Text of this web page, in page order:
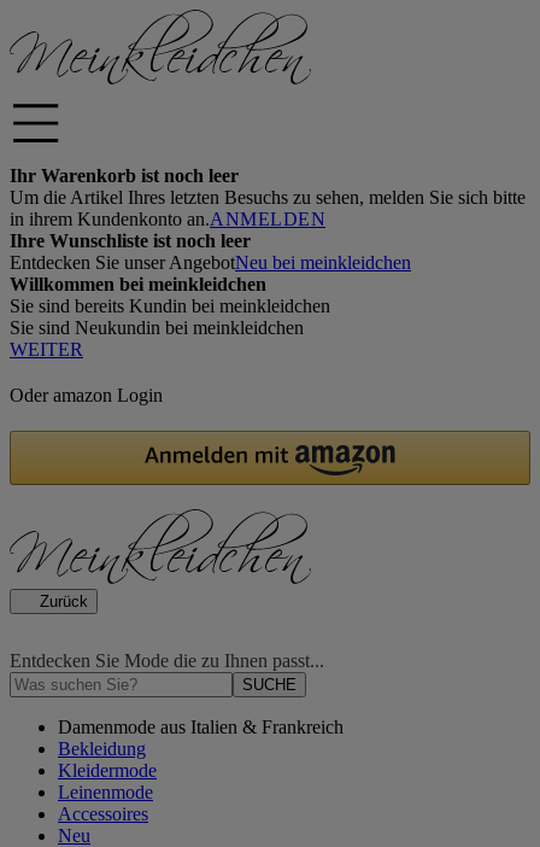
Ihr Warenkorb ist noch leer
Um die Artikel Ihres letzten Besuchs zu sehen, melden Sie sich bitte
in ihrem Kundenkonto an.ANMELDEN
Ihre Wunschliste ist noch leer
Entdecken Sie unser AngebotNeu bei meinkleidchen
Willkommen bei meinkleidchen
Sie sind bereits Kundin bei meinkleidchen
Sie sind Neukundin bei meinkleidchen
WEITER
Oder amazon Login
Zurück
Entdecken Sie Mode die zu Ihnen passt...
SUCHE
Damenmode aus Italien & Frankreich
Bekleidung
Kleidermode
Leinenmode
Accessoires
Neu